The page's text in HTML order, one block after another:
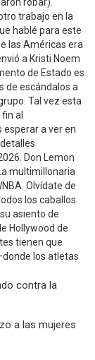
contra la
a las mujeres